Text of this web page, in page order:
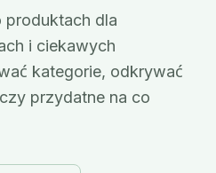
produktach dla
i ciekawych
kategorie, odkrywać
przydatne na co